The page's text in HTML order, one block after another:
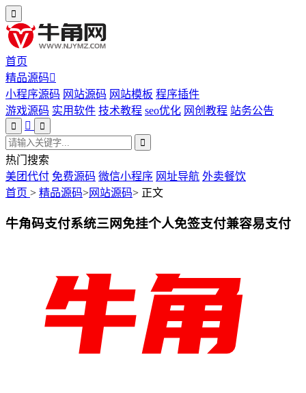
首页
精品源码
小程序源码 网站源码 网站模板 程序插件
游戏源码 实用软件 技术教程 seo优化 网创教程 站务公告
热门搜索
美团代付 免费源码 微信小程序 网址导航 外卖餐饮
首页 > 精品源码>网站源码> 正文
牛角码支付系统三网免挂个人免签支付兼容易支付